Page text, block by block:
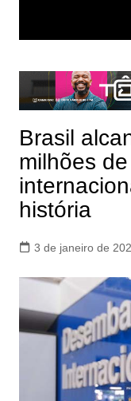
Brasil
milhões
história
3 de janeiro de